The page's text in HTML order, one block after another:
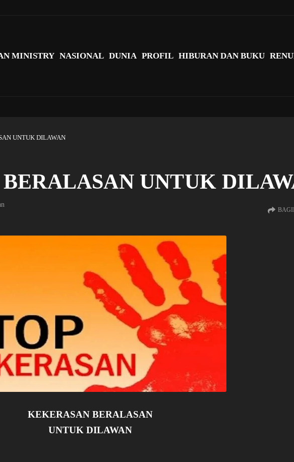
MINISTRY NASIONAL DUNIA PROFIL HIBURAN DAN BUKU
UNTUK DILAWAN
UNTUK
KEKERASAN BERALASAN
UNTUK DILAWAN